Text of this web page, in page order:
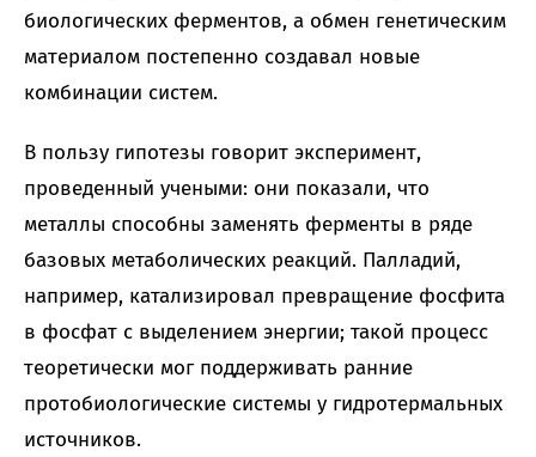
биологических ферментов, а обмен генетическим
материалом постепенно создавал новые
комбинации систем.
В пользу гипотезы говорит эксперимент,
проведенный учеными: они показали, что
металлы способны заменять ферменты в ряде
базовых метаболических реакций. Палладий,
например, катализировал превращение фосфита
в фосфат с выделением энергии; такой процесс
теоретически мог поддерживать ранние
протобиологические системы у гидротермальных
источников.